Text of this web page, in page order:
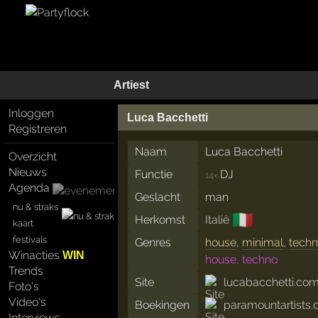
Artiest
Inloggen
Registreren
Overzicht
Nieuws
Agenda
nu & straks
kaart
festivals
WinactiesWIN
Trends
Foto's
Video's
Luca Bacchetti
Naam
Luca Bacchetti
Functie
14× DJ
Geslacht
man
Herkomst
Italië 🇮🇹
Genres house, minimal,
house, techno
Site
lucabacchetti.com
Boekingen